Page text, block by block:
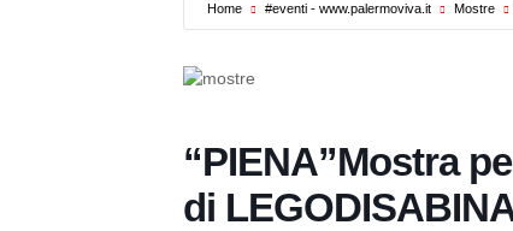
Home #eventi - www.palermoviva.it Mostre
“PIENA”Mostra
di